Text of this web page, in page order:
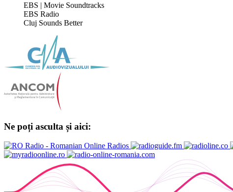
EBS | Movie Soundtracks
EBS Radio
Cluj Sounds Better
Ne poți asculta și aici: